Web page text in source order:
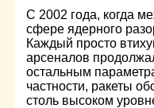
С 2002 года, когда
сфере ядерного
Каждый просто
арсеналов
остальным
частности, ракеты
столь высоком